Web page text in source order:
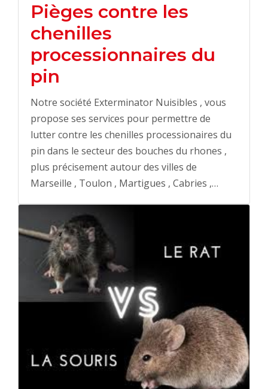
Pièges contre les
chenilles
processionnaires du
pin
Notre société Exterminator Nuisibles , vous
propose ses services pour permettre de
lutter contre les chenilles processionaires du
pin dans le secteur des bouches du rhones ,
plus précisement autour des villes de
Marseille , Toulon , Martigues , Cabries ,…